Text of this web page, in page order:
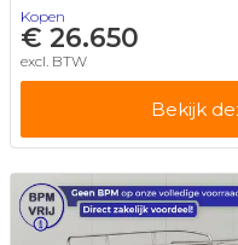
Kopen
€ 26.650
excl. BTW
Bekijk